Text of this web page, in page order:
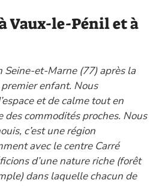
Vaux-le-Pénil et à
Seine-et-Marne (77) après la
enfant. Nous
et de calme tout en
des commodités proches. Nous
c’est une région
avec le centre Carré
d’une nature riche (forêt
dans laquelle chacun de